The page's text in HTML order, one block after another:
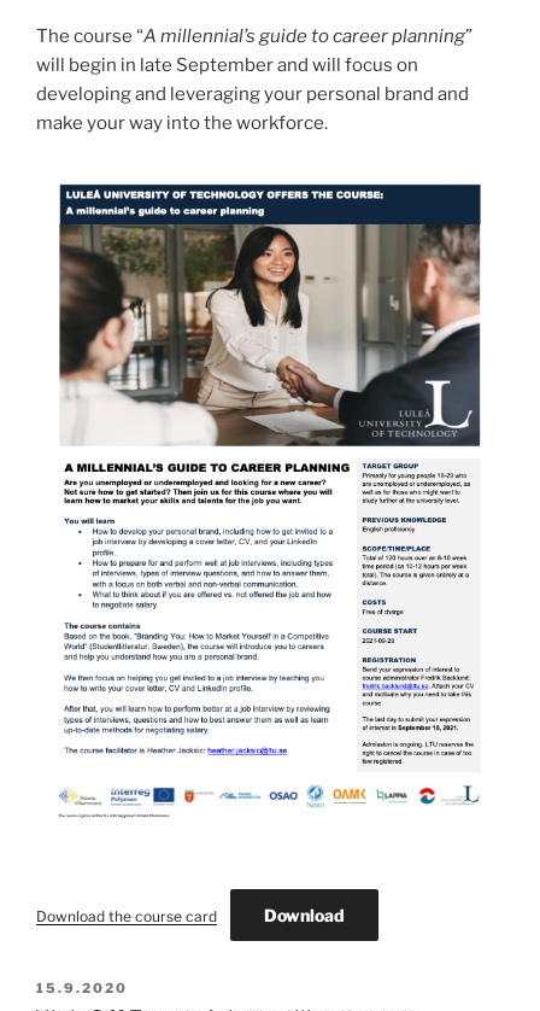
The course “A millennial’s guide to career planning”
will begin in late September and will focus on
developing and leveraging your personal brand and
make your way into the workforce.
Download the course card Download
POSTED
15.9.2020